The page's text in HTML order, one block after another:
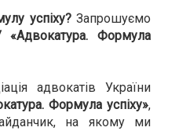
успіху?Запрошуємо
Формула
адвокатів України
Формула успіху»,
на якому ми